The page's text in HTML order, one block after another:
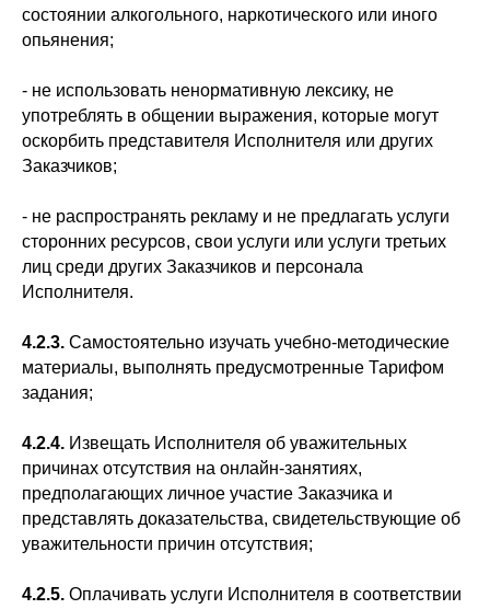
состоянии алкогольного, наркотического или иного
опьянения;
- не использовать ненормативную лексику, не
употреблять в общении выражения, которые могут
оскорбить представителя Исполнителя или других
Заказчиков;
- не распространять рекламу и не предлагать услуги
сторонних ресурсов, свои услуги или услуги третьих
лиц среди других Заказчиков и персонала
Исполнителя.
4.2.3. Самостоятельно изучать учебно-методические
материалы, выполнять предусмотренные Тарифом
задания;
4.2.4. Извещать Исполнителя об уважительных
причинах отсутствия на онлайн-занятиях,
предполагающих личное участие Заказчика и
представлять доказательства, свидетельствующие об
уважительности причин отсутствия;
4.2.5. Оплачивать услуги Исполнителя в соответствии